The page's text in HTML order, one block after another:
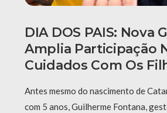
DIA DOS PAIS: Nova
Amplia Participação
Cuidados Com Os
Antes mesmo do nascimento de
com 5 anos, Guilherme Fontana,